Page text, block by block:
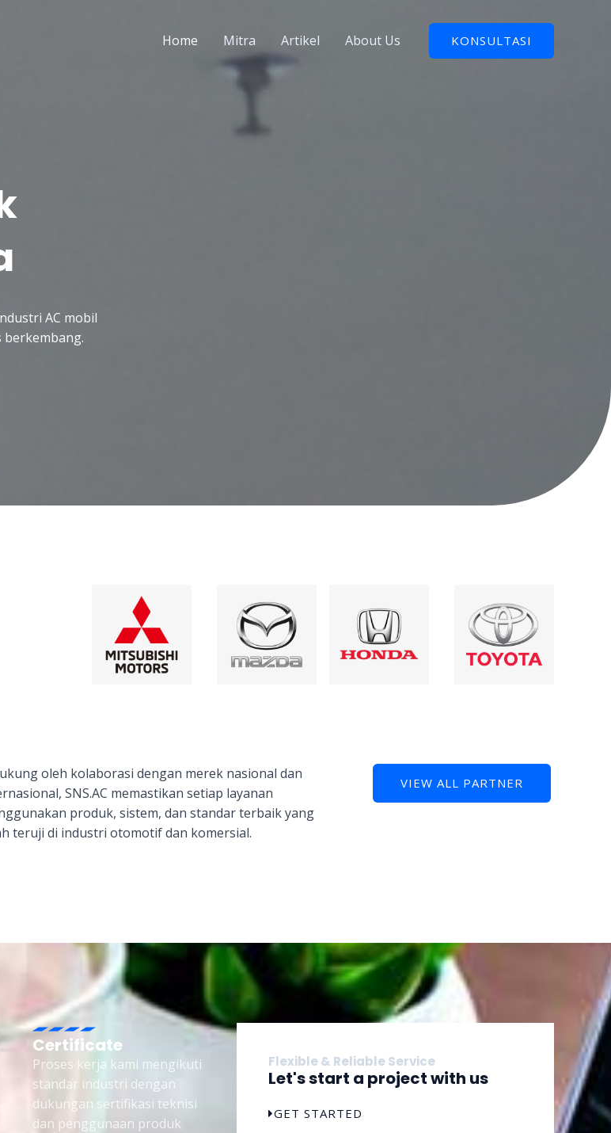
Home Mitra Artikel About Us KONSULTASI
AC mobil
berkembang.
oleh kolaborasi dengan merek nasional dan
SNS.AC memastikan setiap layanan
produk, sistem, dan standar terbaik yang
teruji di industri otomotif dan komersial.
VIEW ALL PARTNER
Certificate
Proses kerja kami mengikuti
standar industri dengan
dukungan sertifikasi teknisi
dan penggunaan produk
Flexible & Reliable Service
Let's start a project with us​
GET STARTED